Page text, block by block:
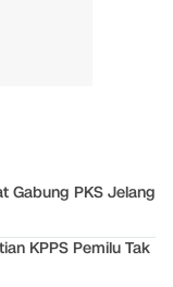
Gabung PKS Jelang
KPPS Pemilu Tak